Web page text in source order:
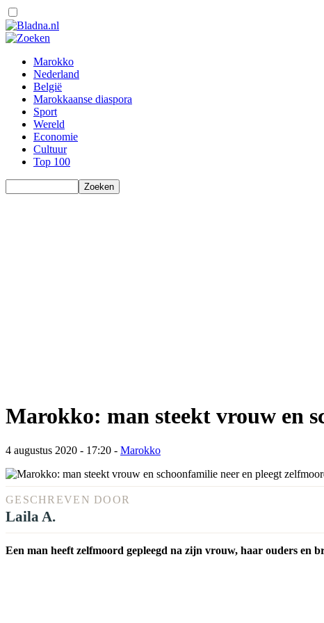
Marokko
Nederland
België
Marokkaanse diaspora
Sport
Wereld
Economie
Cultuur
Top 100
Marokko: man steekt vrouw en
4 augustus 2020 - 17:20 - Marokko
GESCHREVEN DOOR
Laila A.
Een man heeft zelfmoord gepleegd na zijn vrouw, haar ouders en